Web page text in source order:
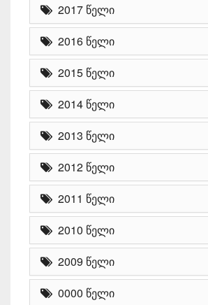
2017 წელი
2016 წელი
2015 წელი
2014 წელი
2013 წელი
2012 წელი
2011 წელი
2010 წელი
2009 წელი
0000 წელი